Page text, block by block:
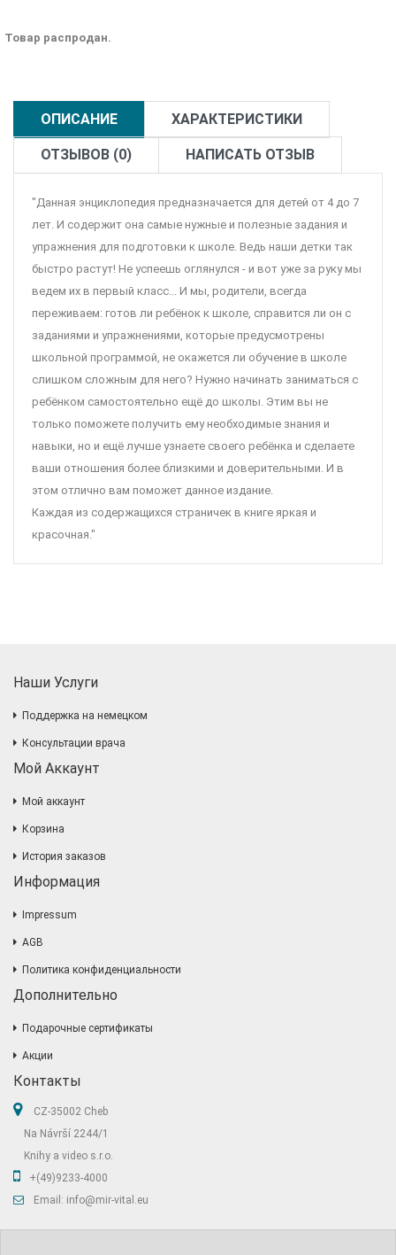
Товар распродан.
ОПИСАНИЕ ХАРАКТЕРИСТИКИ
ОТЗЫВОВ (0) НАПИСАТЬ ОТЗЫВ
"Данная энциклопедия предназначается для детей от 4 до 7
лет. И содержит она самые нужные и полезные задания и
упражнения для подготовки к школе. Ведь наши детки так
быстро растут! Не успеешь оглянулся - и вот уже за руку мы
ведем их в первый класс... И мы, родители, всегда
переживаем: готов ли ребёнок к школе, справится ли он с
заданиями и упражнениями, которые предусмотрены
школьной программой, не окажется ли обучение в школе
слишком сложным для него? Нужно начинать заниматься с
ребёнком самостоятельно ещё до школы. Этим вы не
только поможете получить ему необходимые знания и
навыки, но и ещё лучше узнаете своего ребёнка и сделаете
ваши отношения более близкими и доверительными. И в
этом отлично вам поможет данное издание.
Каждая из содержащихся страничек в книге яркая и
красочная."
Наши Услуги
Поддержка на немецком
Консультации врача
Мой Аккаунт
Мой аккаунт
Корзина
История заказов
Информация
Impressum
AGB
Политика конфиденциальности
Дополнительно
Подарочные сертификаты
Акции
Контакты
CZ-35002 Cheb
Na Návrší 2244/1
Knihy a video s.r.o.
+(49)9233-4000
Email: info@mir-vital.eu